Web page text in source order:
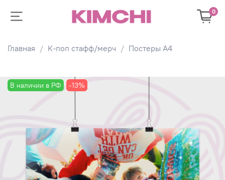
0
Главная К-поп стафф/мерч Постеры А4
В наличии в РФ -13%